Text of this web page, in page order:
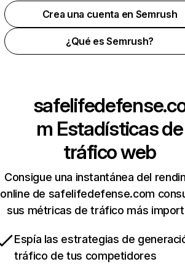
Crea una cuenta en Semrush
¿Qué es Semrush?
m Estadísticas de
tráfico web
Consigue una instantánea del
online de safelifedefense.com
sus métricas de tráfico más
Espía las estrategias de
tráfico de tus competidores